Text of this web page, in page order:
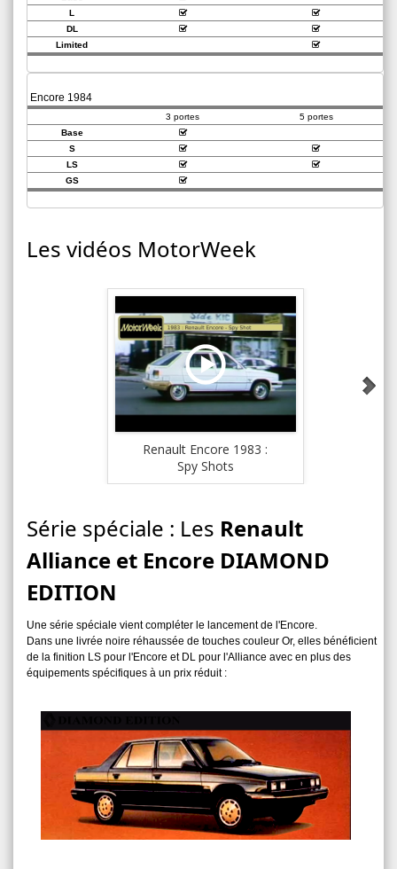
L
DL
Limited
Encore 1984
3 portes
5 portes
Base
S
LS
GS
Les vidéos MotorWeek
Renault Encore 1983 :
Spy Shots
Série spéciale : Les Renault
Alliance et Encore DIAMOND
EDITION
Une série spéciale vient compléter le lancement de l'Encore.
Dans une livrée noire réhaussée de touches couleur Or, elles bénéficient
de la finition LS pour l'Encore et DL pour l'Alliance avec en plus des
équipements spécifiques à un prix réduit :